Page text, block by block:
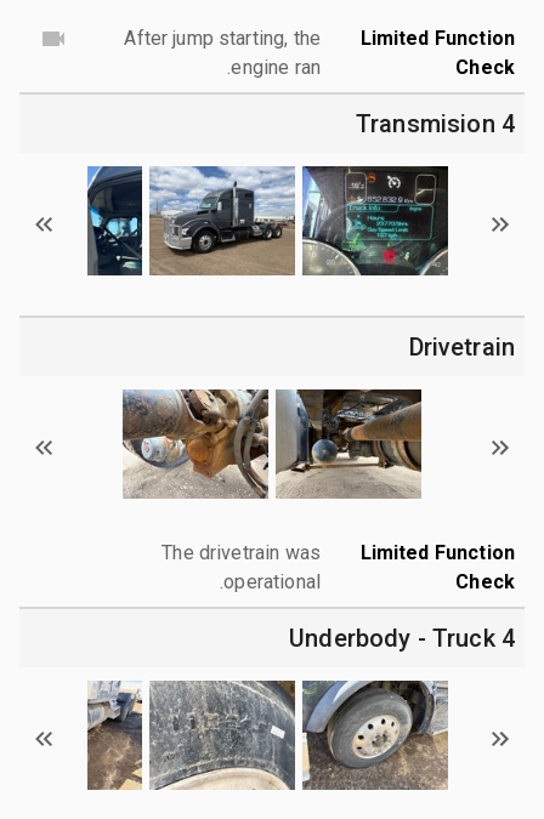
Limited Function
Check
After jump starting, the
engine ran.
4 Transmision
Drivetrain
Limited Function
Check
The drivetrain was
operational.
4 Underbody - Truck